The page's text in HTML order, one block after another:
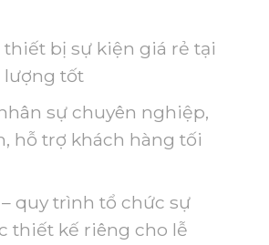
thiết bị sự kiện giá rẻ tại
lượng tốt
sự chuyên nghiệp,
hỗ trợ khách hàng tối
quy trình tổ chức sự
thiết kế riêng cho lễ